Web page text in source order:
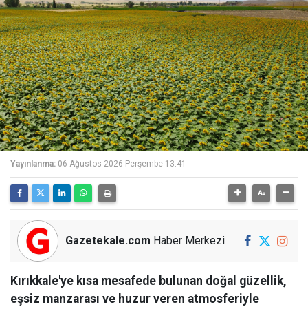
Yayınlanma: 06 Ağustos 2026 Perşembe 13:41
Gazetekale.com Haber Merkezi
Kırıkkale'ye kısa mesafede bulunan doğal güzellik,
eşsiz manzarası ve huzur veren atmosferiyle